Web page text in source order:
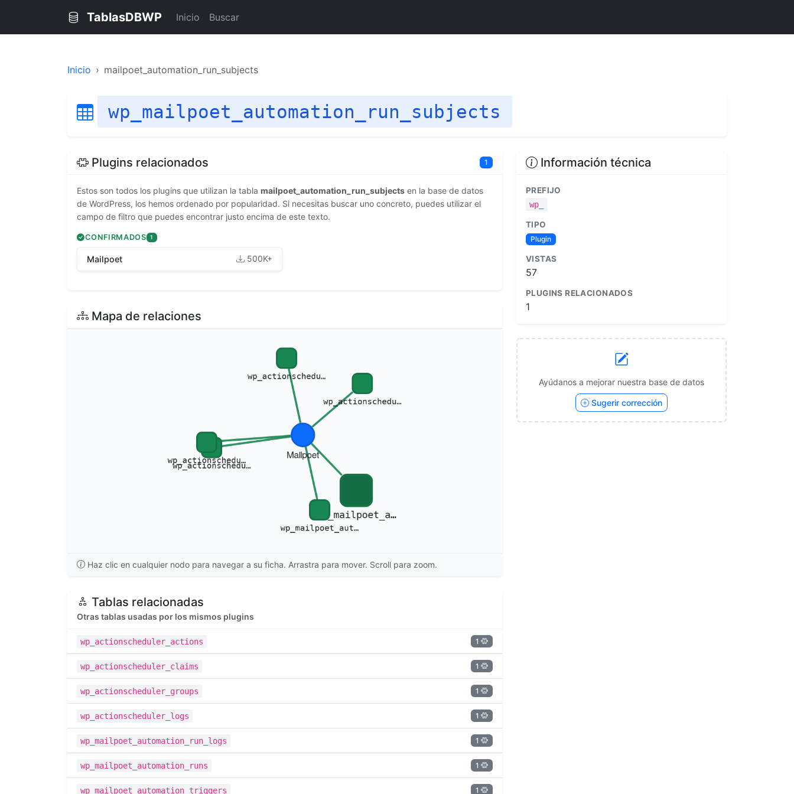
TablasDBWP Inicio Buscar
Inicio mailpoet_automation_run_subjects
wp_mailpoet_automation_run_subjects
Plugins relacionados 1
Estos son todos los plugins que utilizan la tabla mailpoet_automation_run_subjects en la base de datos
de WordPress, los hemos ordenado por popularidad. Si necesitas buscar uno concreto, puedes utilizar el
campo de filtro que puedes encontrar justo encima de este texto.
CONFIRMADOS 1
Mailpoet 500K+
Mapa de relaciones
Haz clic en cualquier nodo para navegar a su ficha. Arrastra para mover. Scroll para zoom.
Tablas relacionadas
Otras tablas usadas por los mismos plugins
wp_actionscheduler_actions 1
wp_actionscheduler_claims 1
wp_actionscheduler_groups 1
wp_actionscheduler_logs 1
wp_mailpoet_automation_run_logs 1
wp_mailpoet_automation_runs 1
wp_mailpoet_automation_triggers 1
Información técnica
PREFIJO
wp_
TIPO
Plugin
VISTAS
57
PLUGINS RELACIONADOS
1
Ayúdanos a mejorar nuestra base de datos
Sugerir corrección